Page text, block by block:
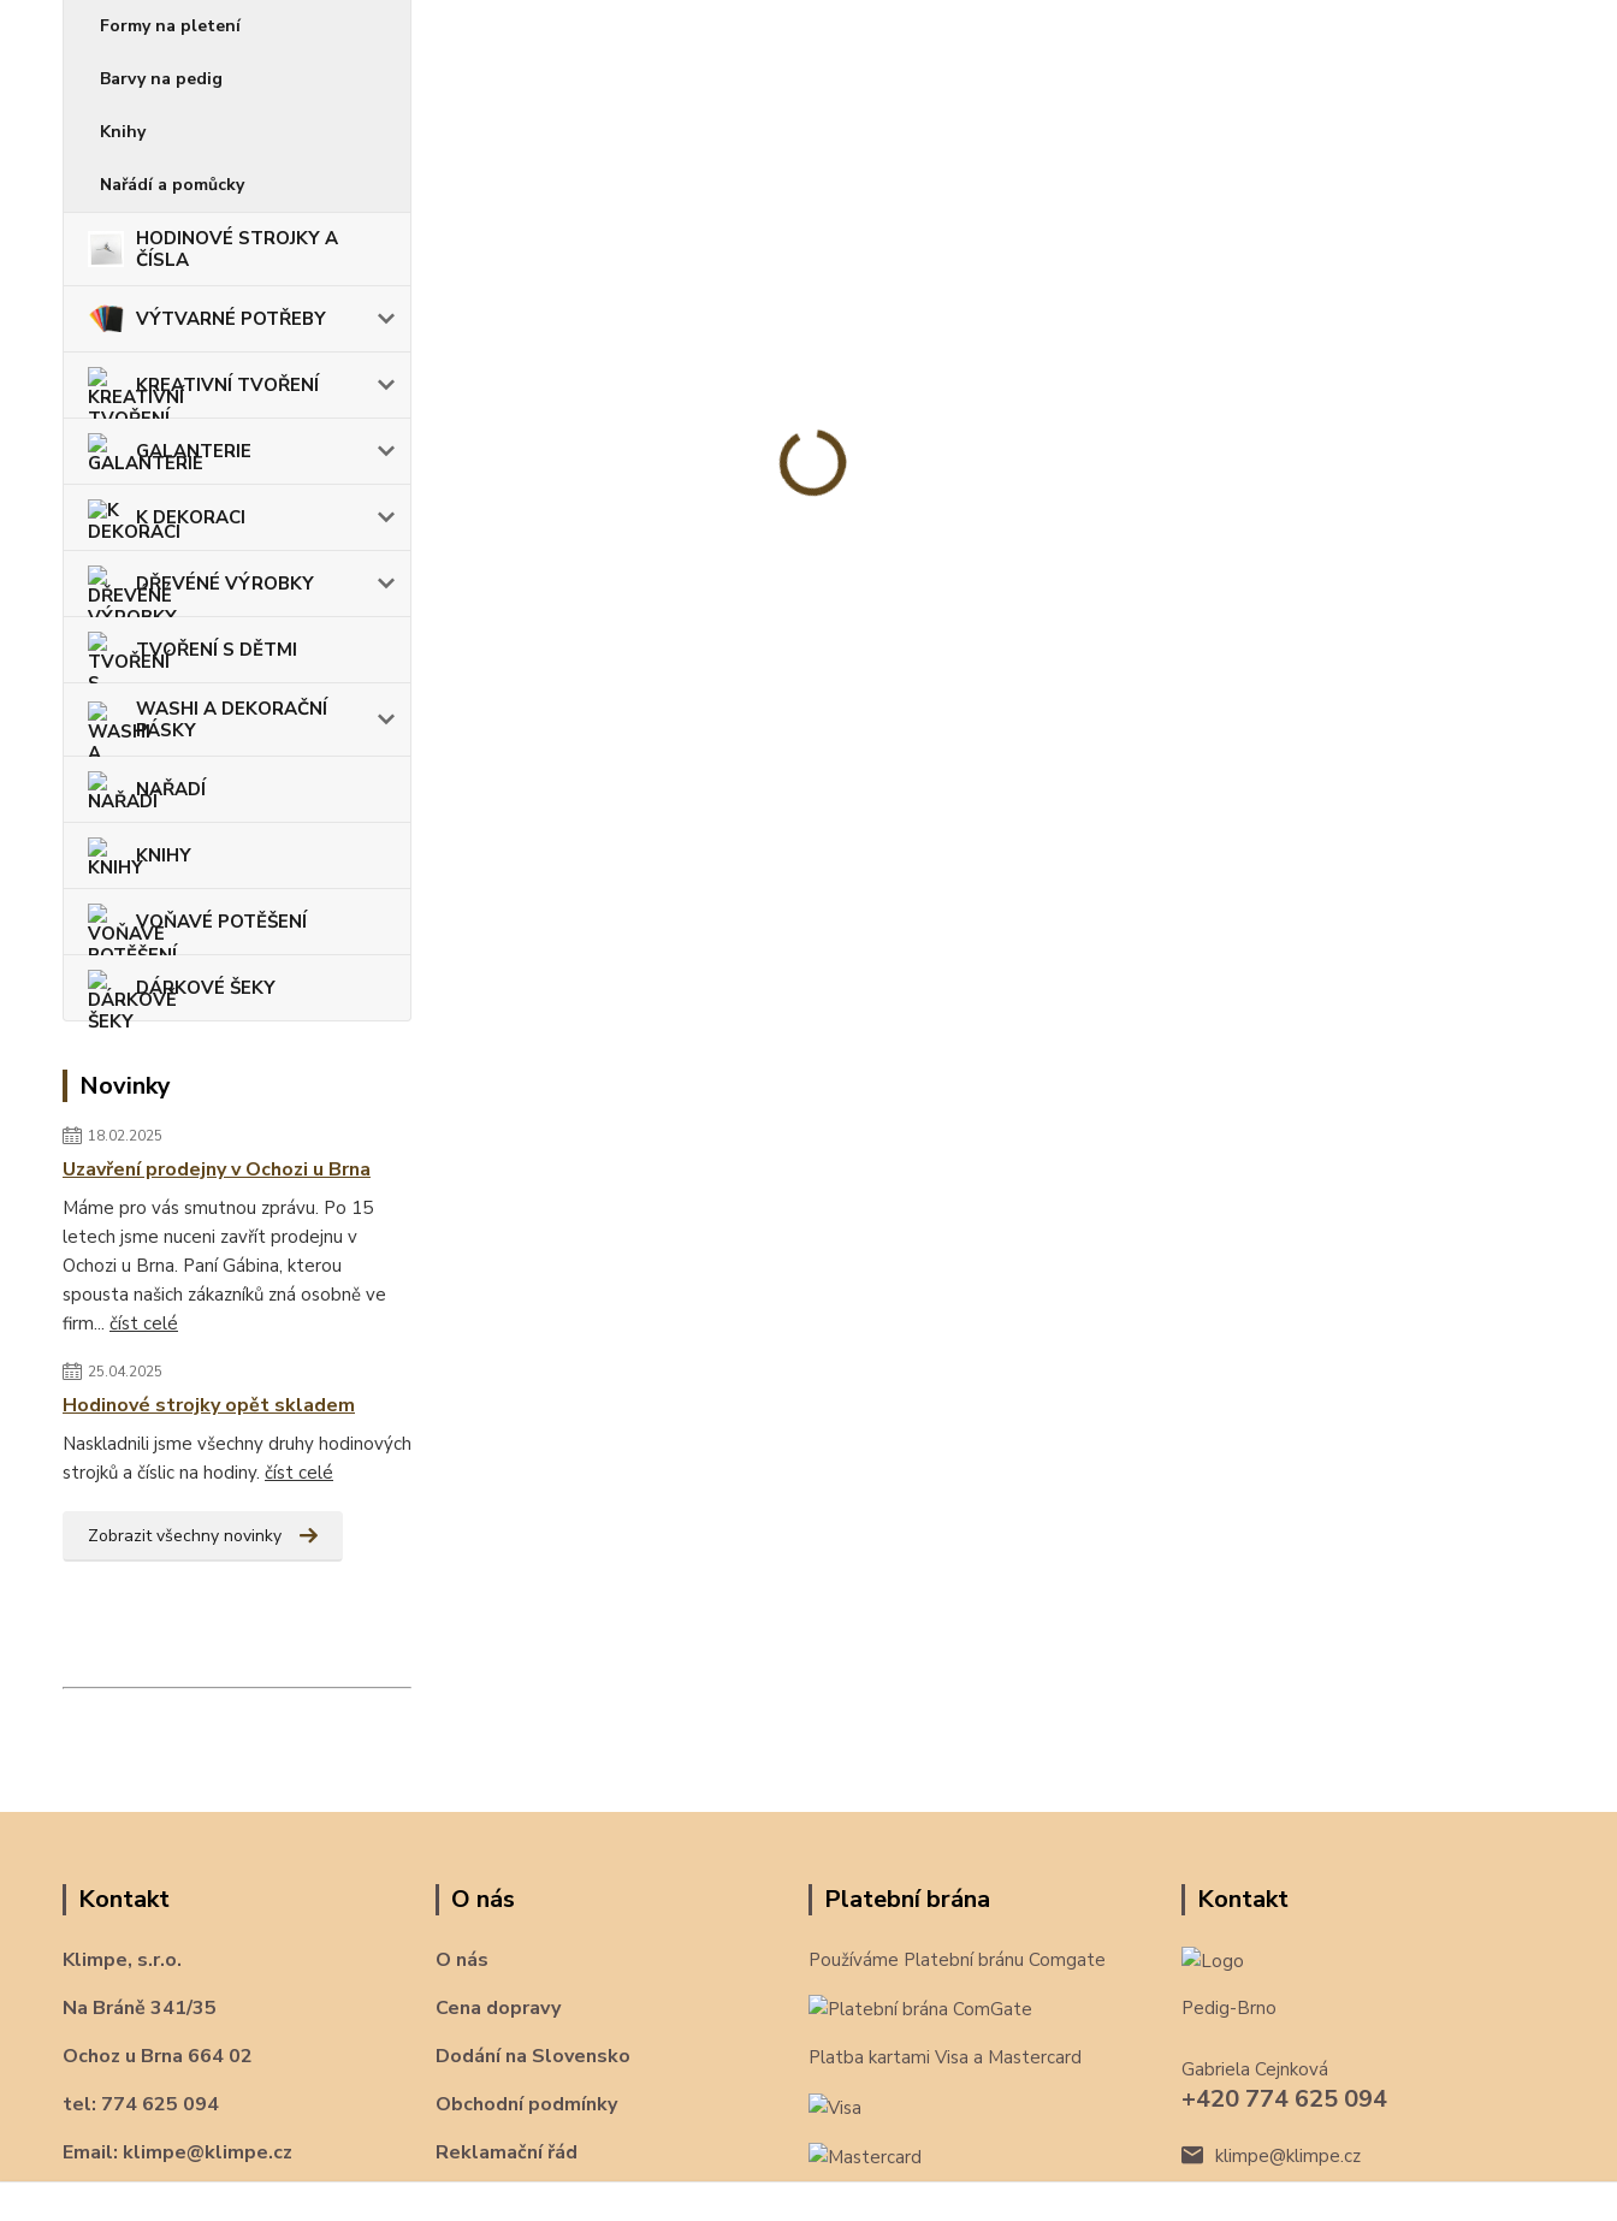
Formy na pletení
Barvy na pedig
Knihy
Nařádí a pomůcky
HODINOVÉ STROJKY A
ČÍSLA
VÝTVARNÉ POTŘEBY
KREATIVNÍ TVOŘENÍ
GALANTERIE
K DEKORACI
DŘEVÉNÉ VÝROBKY
TVOŘENÍ S DĚTMI
WASHI A DEKORAČNÍ
PÁSKY
NAŘADÍ
KNIHY
VOŇAVÉ POTĚŠENÍ
DÁRKOVÉ ŠEKY
Novinky
18.02.2025
Uzavření prodejny v Ochozi u Brna
Máme pro vás smutnou zprávu. Po 15
letech jsme nuceni zavřít prodejnu v
Ochozi u Brna. Paní Gábina, kterou
spousta našich zákazníků zná osobně ve
firm... číst celé
25.04.2025
Hodinové strojky opět skladem
Naskladnili jsme všechny druhy hodinových
strojků a číslic na hodiny. číst celé
Zobrazit všechny novinky
Kontakt
Klimpe, s.r.o.
Na Bráně 341/35
Ochoz u Brna 664 02
tel: 774 625 094
Email: klimpe@klimpe.cz
O nás
O nás
Cena dopravy
Dodání na Slovensko
Obchodní podmínky
Reklamační řád
Platební brána
Používáme Platební bránu Comgate
Platba kartami Visa a Mastercard
Kontakt
Pedig-Brno
Gabriela Cejnková
+420 774 625 094
klimpe@klimpe.cz